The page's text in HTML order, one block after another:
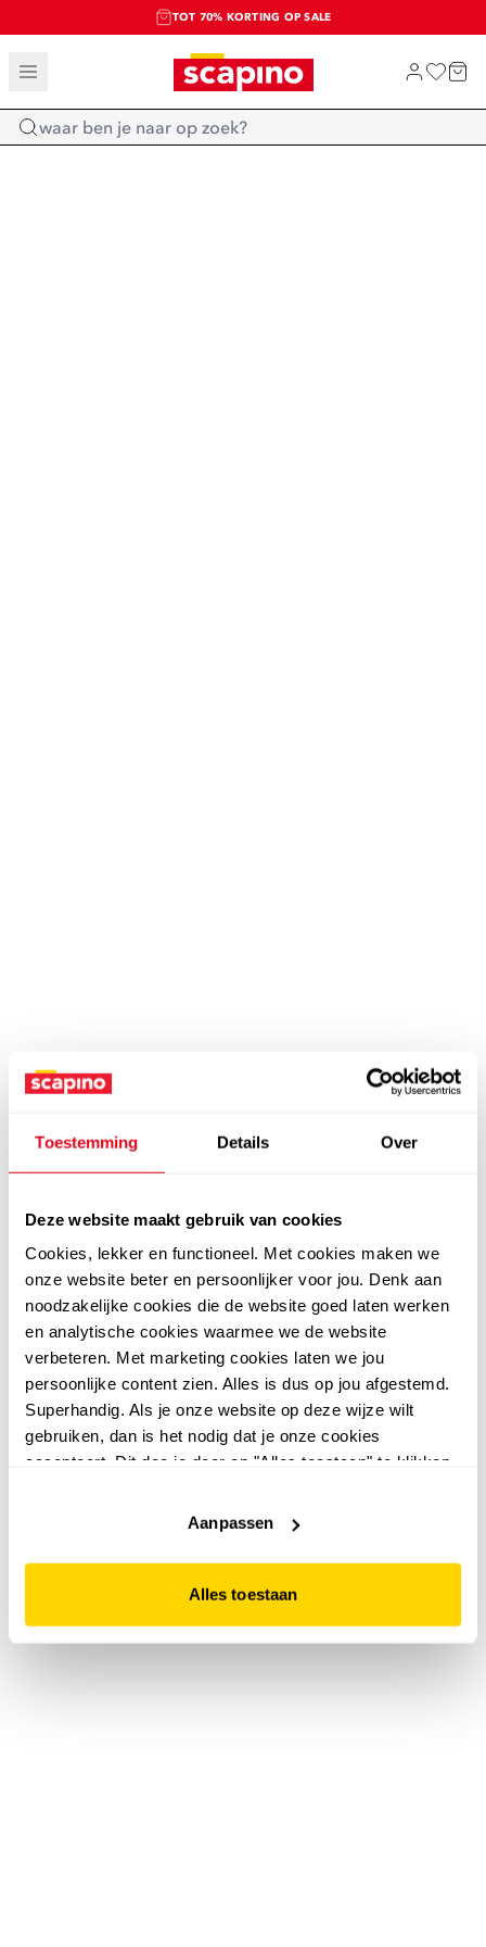
Toestemming Details Over
Deze website maakt gebruik van cookies
Cookies, lekker en functioneel. Met cookies maken we
onze website beter en persoonlijker voor jou. Denk aan
noodzakelijke cookies die de website goed laten werken
en analytische cookies waarmee we de website
verbeteren. Met marketing cookies laten we jou
persoonlijke content zien. Alles is dus op jou afgestemd.
Superhandig. Als je onze website op deze wijze wilt
gebruiken, dan is het nodig dat je onze cookies
accepteert. Dit doe je door op "Alles toestaan" te klikken.
website niet optimaal functioneert.
Aanpassen
Alles toestaan
TOT 70% KORTING OP SALE
SALE: LAATSTE KANS!
SHOP NIEUW
Home